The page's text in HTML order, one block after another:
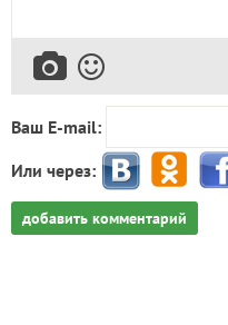
Ваш E-mail:
Или через:
добавить комментарий